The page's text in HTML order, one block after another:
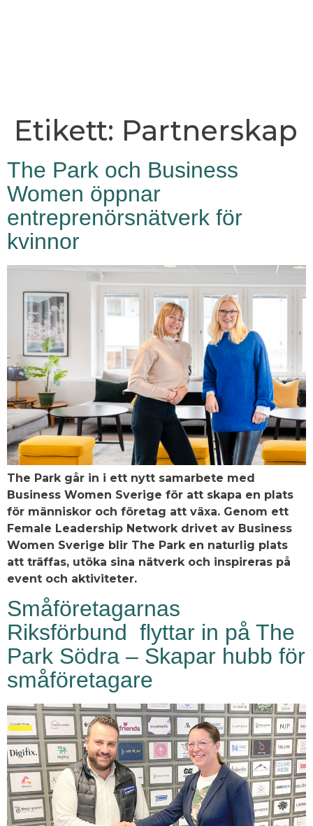
Etikett: Partnerskap
The Park och Business
Women öppnar
entreprenörsnätverk för
kvinnor
The Park går in i ett nytt samarbete med
Business Women Sverige för att skapa en plats
för människor och företag att växa. Genom ett
Female Leadership Network drivet av Business
Women Sverige blir The Park en naturlig plats
att träffas, utöka sina nätverk och inspireras på
event och aktiviteter.
Småföretagarnas
Riksförbund flyttar in på The
Park Södra – Skapar hubb för
småföretagare